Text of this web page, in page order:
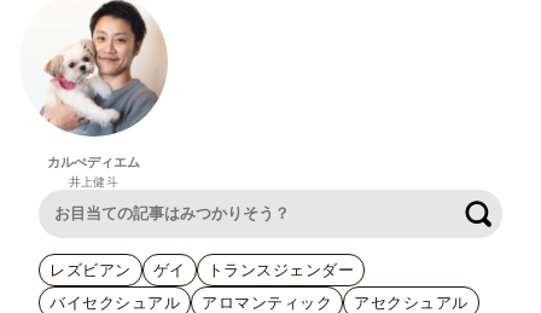
カルぺディエム
井上健斗
レズビアン ゲイ
トランスジェンダー
バイセクシュアル
アロマンティック
アセクシュアル